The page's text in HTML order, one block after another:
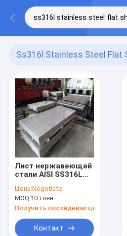
Ss316l Stainless Steel Flat
Лист нержавеющей
стали AISI SS316L
SS409 SS420 2B
Цена:Negotiate
MOQ:10 тонн
Получить последнюю цену
Контакт